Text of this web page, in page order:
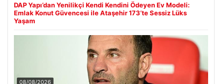
DAP Yapı’dan Yenilikçi Kendi Kendini Ödeyen Ev Modeli:
Emlak Konut Güvencesi ile Ataşehir 173’te Sessiz Lüks
Yaşam
08/08/2026